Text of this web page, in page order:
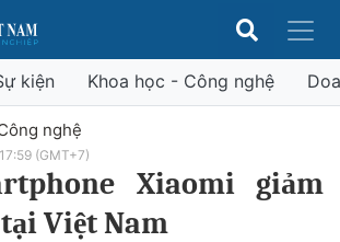
kiện Khoa học - Công nghệ
nghệ
(GMT+7)
Xiaomi giảm
Việt Nam